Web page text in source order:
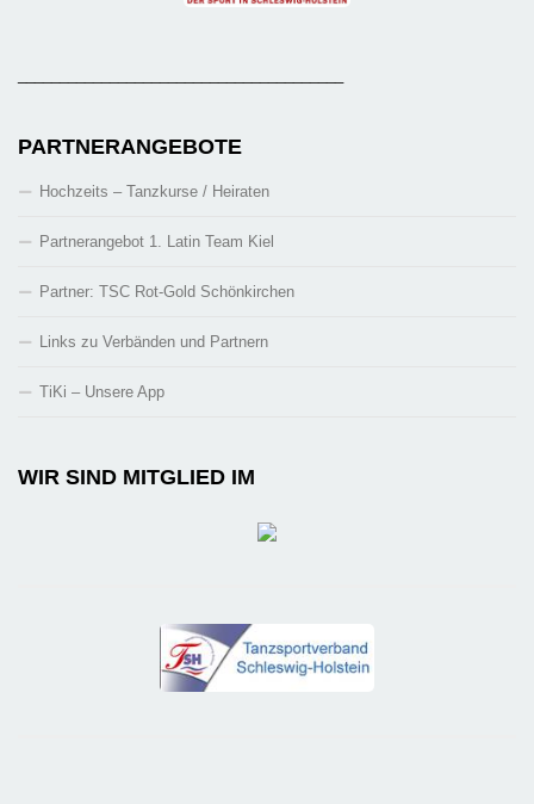
PARTNERANGEBOTE
Hochzeits – Tanzkurse / Heiraten
Partnerangebot 1. Latin Team Kiel
Partner: TSC Rot-Gold Schönkirchen
Links zu Verbänden und Partnern
TiKi – Unsere App
WIR SIND MITGLIED IM